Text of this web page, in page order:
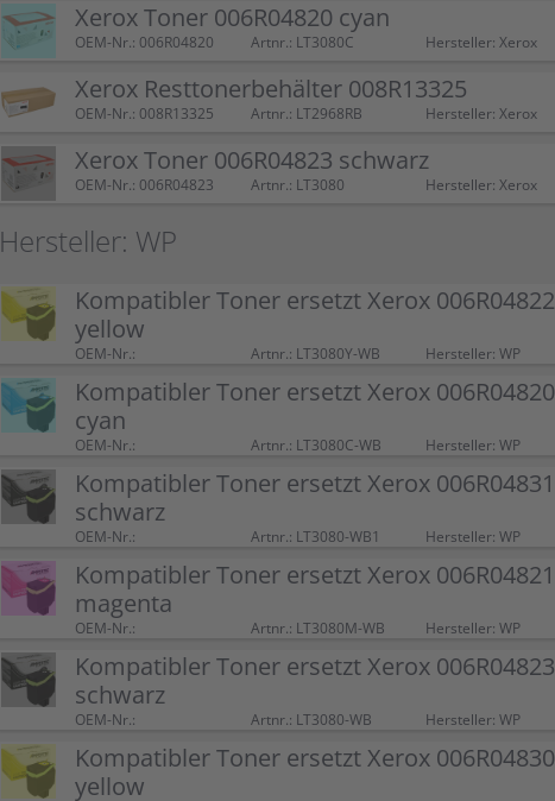
Xerox Toner 006R04820 cyan
OEM-Nr.: 006R04820 Artnr.: LT3080C Hersteller: Xerox
Xerox Resttonerbehälter 008R13325
OEM-Nr.: 008R13325 Artnr.: LT2968RB Hersteller: Xerox
Xerox Toner 006R04823 schwarz
OEM-Nr.: 006R04823 Artnr.: LT3080 Hersteller: Xerox
Hersteller: WP
Kompatibler Toner ersetzt Xerox 006R04822
yellow
OEM-Nr.: Artnr.: LT3080Y-WB Hersteller: WP
Kompatibler Toner ersetzt Xerox 006R04820
cyan
OEM-Nr.: Artnr.: LT3080C-WB Hersteller: WP
Kompatibler Toner ersetzt Xerox 006R04831
schwarz
OEM-Nr.: Artnr.: LT3080-WB1 Hersteller: WP
Kompatibler Toner ersetzt Xerox 006R04821
magenta
OEM-Nr.: Artnr.: LT3080M-WB Hersteller: WP
Kompatibler Toner ersetzt Xerox 006R04823
schwarz
OEM-Nr.: Artnr.: LT3080-WB Hersteller: WP
Kompatibler Toner ersetzt Xerox 006R04830
yellow